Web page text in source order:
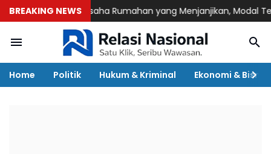
BREAKING NEWS
7 Ide Usaha Rumahan yang Menjanjikan, Modal Terjangkau
Home Politik Hukum & Kriminal Ekonomi & Bisnis